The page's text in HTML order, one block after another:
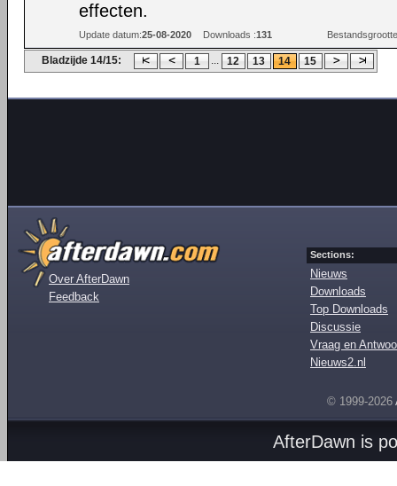
effecten.
Update datum:25-08-2020 Downloads :131
Bladzijde 14/15: 1 ... 12 13 14 15
Over AfterDawn
Feedback
Sections:
Nieuws
Downloads
Top Downloads
Discussie
Vraag en
Nieuws2.nl
© 1999-2026
AfterDawn is